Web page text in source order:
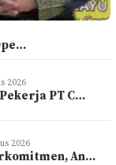
2026
PT C…
2026
An…